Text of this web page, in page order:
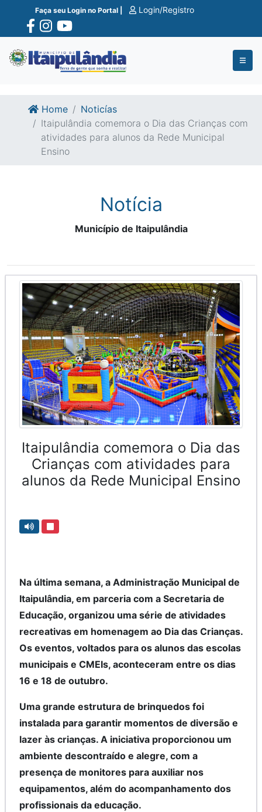
Ir para o conte�do
Ir para o fim do conte�do
Faça seu Login no Portal | Login/Registro
Home
Noticías
Itaipulândia comemora o Dia das Crianças com
atividades para alunos da Rede Municipal
Ensino
Notícia
Município de Itaipulândia
Itaipulândia comemora o Dia das
Crianças com atividades para
alunos da Rede Municipal Ensino
Na última semana, a Administração Municipal de
Itaipulândia, em parceria com a Secretaria de
Educação, organizou uma série de atividades
recreativas em homenagem ao Dia das Crianças.
Os eventos, voltados para os alunos das escolas
municipais e CMEIs, aconteceram entre os dias
16 e 18 de outubro.
Uma grande estrutura de brinquedos foi
instalada para garantir momentos de diversão e
lazer às crianças. A iniciativa proporcionou um
ambiente descontraído e alegre, com a
presença de monitores para auxiliar nos
equipamentos, além do acompanhamento dos
profissionais da educação.